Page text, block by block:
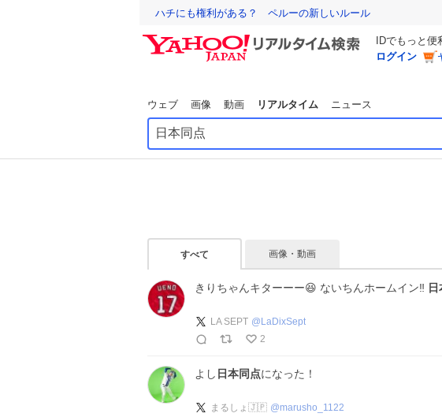
ハチにも権利がある？ ペルーの新しいルール
IDでもっと便
ログイン
ウェブ 画像 動画 リアルタイム ニュース
すべて 画像・動画
きりちゃんキターーー😆 ないちんホームイン‼️
LA SEPT @ LaDixSept
2
よし 日本同点になった！
まるしょ🇯🇵 @marusho_1122